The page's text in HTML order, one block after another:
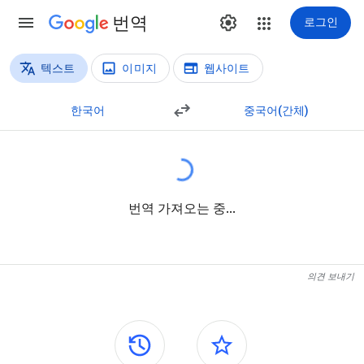
번역 로그인
번역 방법
텍스트 이미지 웹사이트
한국어 중국어(간체)
번역 가져오는 중...
의견 보내기